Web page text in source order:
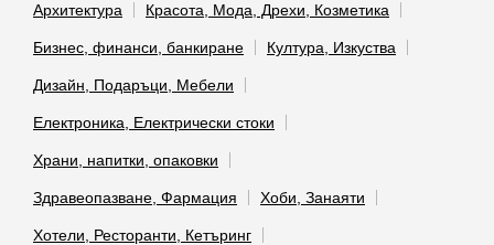
Архитектура Красота, Мода, Дрехи, Козметика
Бизнес, финанси, банкиране Култура, Изкуства
Дизайн, Подаръци, Мебели
Електроника, Електрически стоки
Храни, напитки, опаковки
Здравеопазване, Фармация Хоби, Занаяти
Хотели, Ресторанти, Кетъринг